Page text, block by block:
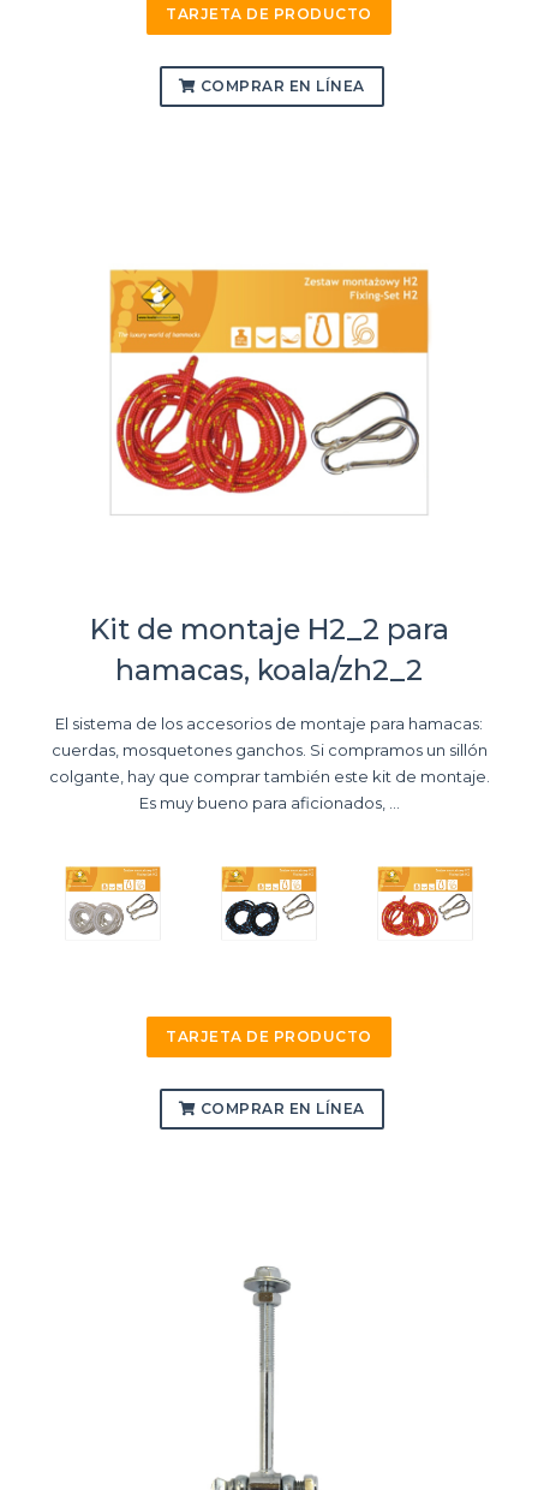
TARJETA DE PRODUCTO
COMPRAR EN LÍNEA
Kit de montaje H2_2 para
hamacas, koala/zh2_2
El sistema de los accesorios de montaje para hamacas:
cuerdas, mosquetones ganchos. Si compramos un sillón
colgante, hay que comprar también este kit de montaje.
Es muy bueno para aficionados, ...
TARJETA DE PRODUCTO
COMPRAR EN LÍNEA